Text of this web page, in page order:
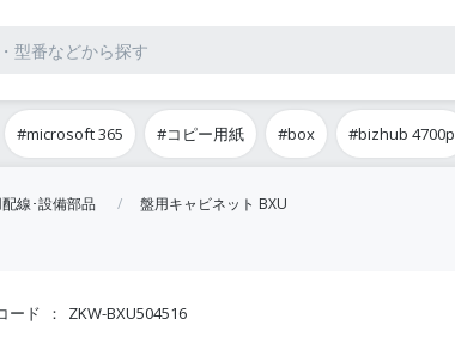
#microsoft 365 #コピー用紙 #box #bizhub 4700p
線･設備部品 盤用キャビネット BXU
ード ZKW-BXU504516